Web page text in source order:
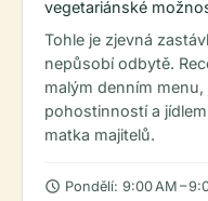
vegetariánské
Tohle je zjevná
nepůsobí odbytě.
malým denním
pohostinností a
matka majitelů.
schedule Pondělí: 9:00 AM –